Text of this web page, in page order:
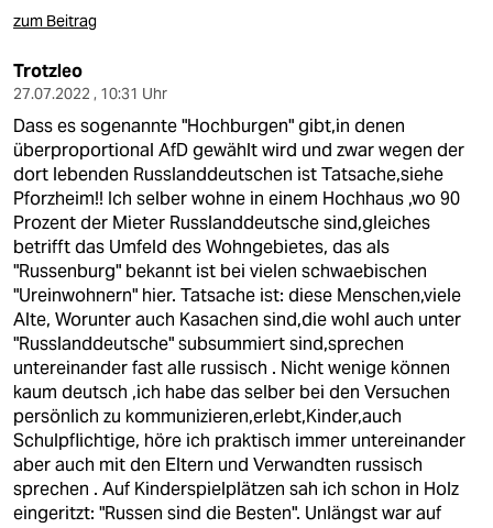
zum Beitrag
Trotzleo
27.07.2022 , 10:31 Uhr
Dass es sogenannte "Hochburgen" gibt,in denen
überproportional AfD gewählt wird und zwar wegen der
dort lebenden Russlanddeutschen ist Tatsache,siehe
Pforzheim!! Ich selber wohne in einem Hochhaus ,wo 90
Prozent der Mieter Russlanddeutsche sind,gleiches
betrifft das Umfeld des Wohngebietes, das als
"Russenburg" bekannt ist bei vielen schwaebischen
"Ureinwohnern" hier. Tatsache ist: diese Menschen,viele
Alte, Worunter auch Kasachen sind,die wohl auch unter
"Russlanddeutsche" subsummiert sind,sprechen
untereinander fast alle russisch . Nicht wenige können
kaum deutsch ,ich habe das selber bei den Versuchen
persönlich zu kommunizieren,erlebt,Kinder,auch
Schulpflichtige, höre ich praktisch immer untereinander
aber auch mit den Eltern und Verwandten russisch
sprechen . Auf Kinderspielplätzen sah ich schon in Holz
eingeritzt: "Russen sind die Besten". Unlängst war auf